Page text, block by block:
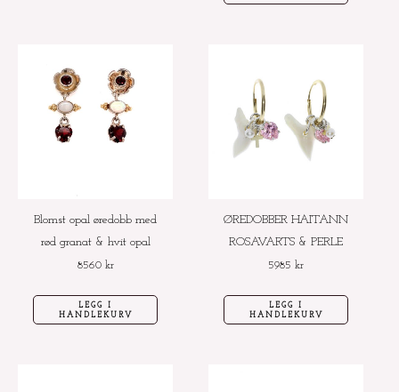
Blomst opal øredobb med
rød granat & hvit opal
8560 kr
LEGG I
HANDLEKURV
ØREDOBBER HAITANN
ROSAVARTS & PERLE
5985 kr
LEGG I
HANDLEKURV